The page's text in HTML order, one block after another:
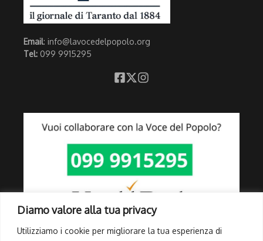
Diamo valore alla tua privacy
Utilizziamo i cookie per migliorare la tua esperienza di
Email: info@lavocedelpopolo.org
Tel: 099 9915295